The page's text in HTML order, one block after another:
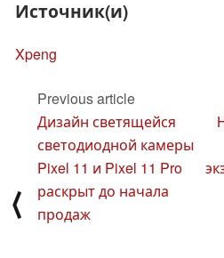
Источник(и)
Xpeng
⟨
Previous article
Дизайн светящейся
светодиодной камеры
Pixel 11 и Pixel 11 Pro
раскрыт до начала
продаж